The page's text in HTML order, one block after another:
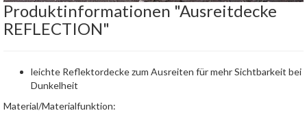
Produktinformationen "Ausreitdecke
REFLECTION"
leichte Reflektordecke zum Ausreiten für mehr Sichtbarkeit bei
Dunkelheit
Material/Materialfunktion: